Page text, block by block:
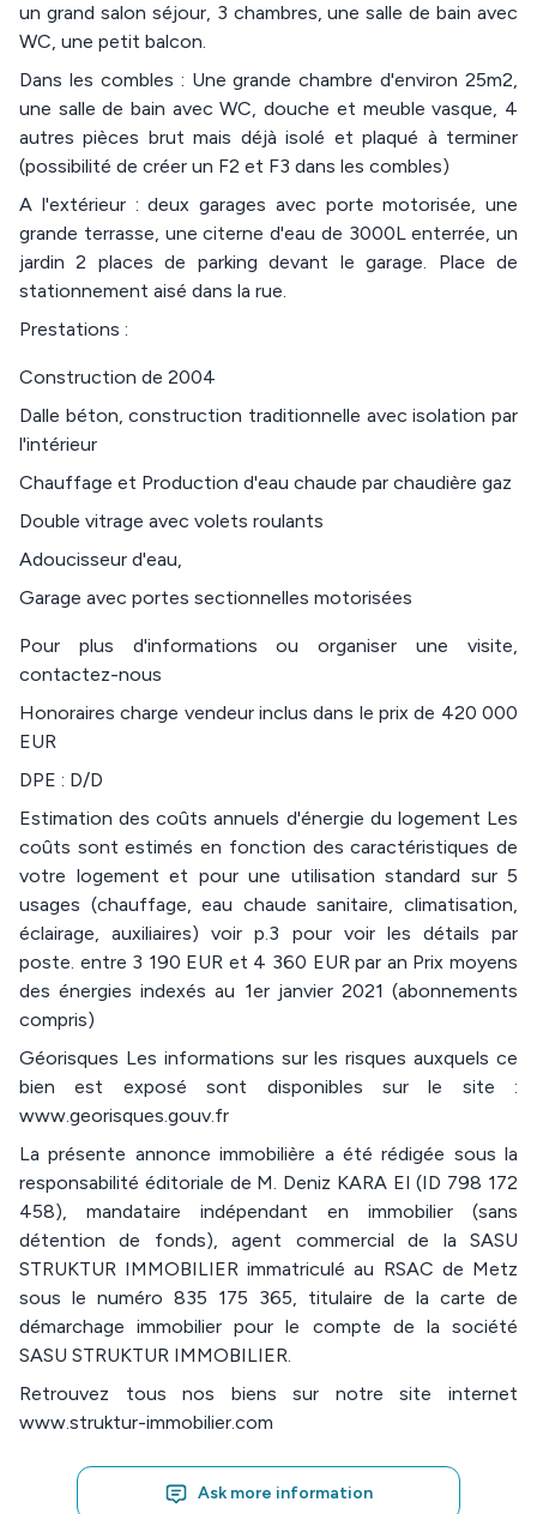
un grand salon séjour, 3 chambres, une salle de bain avec
WC, une petit balcon.
Dans les combles : Une grande chambre d'environ 25m2,
une salle de bain avec WC, douche et meuble vasque, 4
autres pièces brut mais déjà isolé et plaqué à terminer
(possibilité de créer un F2 et F3 dans les combles)
A l'extérieur : deux garages avec porte motorisée, une
grande terrasse, une citerne d'eau de 3000L enterrée, un
jardin 2 places de parking devant le garage. Place de
stationnement aisé dans la rue.
Prestations :
Construction de 2004
Dalle béton, construction traditionnelle avec isolation par
l'intérieur
Chauffage et Production d'eau chaude par chaudière gaz
Double vitrage avec volets roulants
Adoucisseur d'eau,
Garage avec portes sectionnelles motorisées
Pour plus d'informations ou organiser une visite,
contactez-nous
Honoraires charge vendeur inclus dans le prix de 420 000
EUR
DPE : D/D
Estimation des coûts annuels d'énergie du logement Les
coûts sont estimés en fonction des caractéristiques de
votre logement et pour une utilisation standard sur 5
usages (chauffage, eau chaude sanitaire, climatisation,
éclairage, auxiliaires) voir p.3 pour voir les détails par
poste. entre 3 190 EUR et 4 360 EUR par an Prix moyens
des énergies indexés au 1er janvier 2021 (abonnements
compris)
Géorisques Les informations sur les risques auxquels ce
bien est exposé sont disponibles sur le site :
www.georisques.gouv.fr
La présente annonce immobilière a été rédigée sous la
responsabilité éditoriale de M. Deniz KARA EI (ID 798 172
458), mandataire indépendant en immobilier (sans
détention de fonds), agent commercial de la SASU
STRUKTUR IMMOBILIER immatriculé au RSAC de Metz
sous le numéro 835 175 365, titulaire de la carte de
démarchage immobilier pour le compte de la société
SASU STRUKTUR IMMOBILIER.
Retrouvez tous nos biens sur notre site internet
www.struktur-immobilier.com
Ask more information